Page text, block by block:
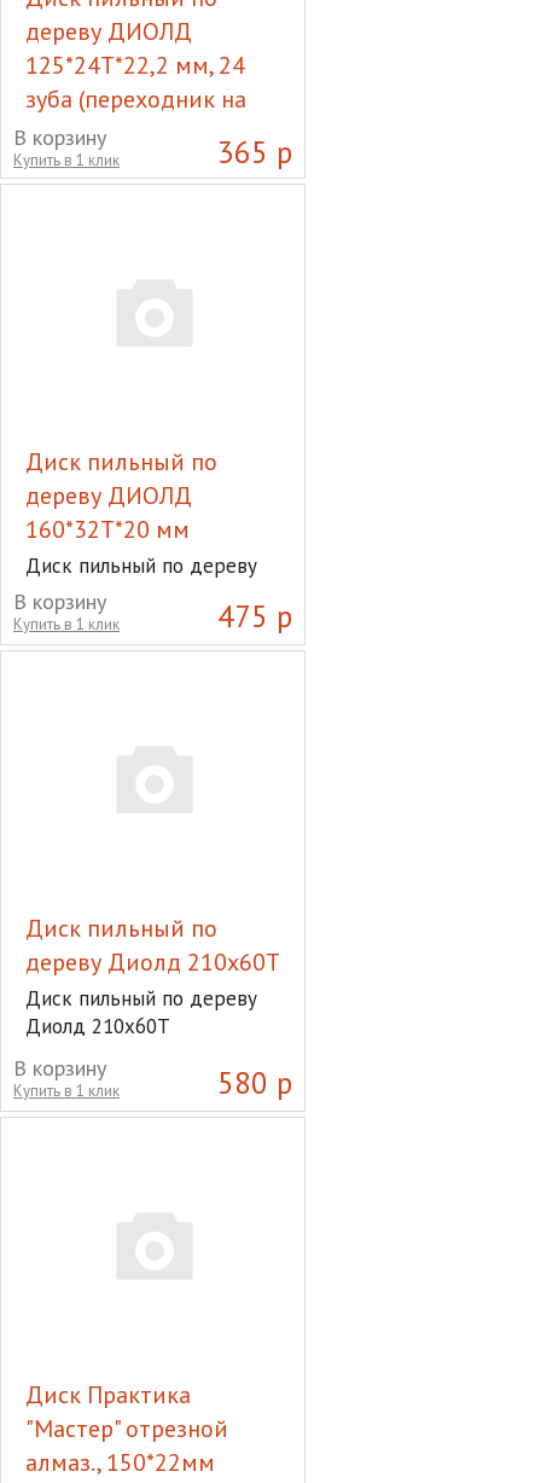
дереву ДИОЛД
125*24Т*22,2 мм, 24
зуба (переходник на
20)
Диск пильный по дереву365 р
В корзину
Купить в 1 клик
Диск пильный по
дереву ДИОЛД
160*32Т*20 мм
Диск пильный по дереву
ДИОЛД 160*32Т*20 мм
475 р
В корзину
Купить в 1 клик
Диск пильный по
дереву Диолд 210х60Т
Диск пильный по дереву
Диолд 210х60Т
580 р
В корзину
Купить в 1 клик
Диск Практика
"Мастер" отрезной
алмаз., 150*22мм